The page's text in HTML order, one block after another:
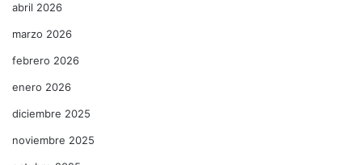
abril 2026
marzo 2026
febrero 2026
enero 2026
diciembre 2025
noviembre 2025